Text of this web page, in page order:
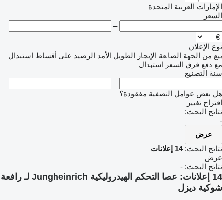
الإمارات العربية المتحدة
السعر
–
نوع الإعلان
بيع من الجهة الصانعة الإيجار الطويل الأمد الرصيد على أقساط استبدال
مع دفع فرق السعر استبدال
سنة التصنيع
–
هل بعض عوامل التصفية مفقودة؟
اقتراح تغيير
نتائج البحث:
-
عرض
نتائج البحث:14 إعلانات
عرض
نتائج البحث: -
14 إعلانات:
عصا التحكم الهيدروليكية Jungheinrich لـ رافعة
شوكية ديزل